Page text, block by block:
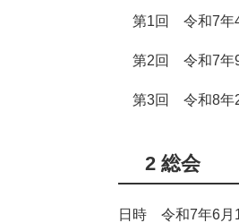
第1回 令和7年4
第2回 令和7年9
第3回 令和8年2
2 総会
日時 令和7年6月